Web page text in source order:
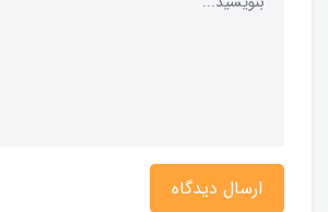
ارسال دیدگاه